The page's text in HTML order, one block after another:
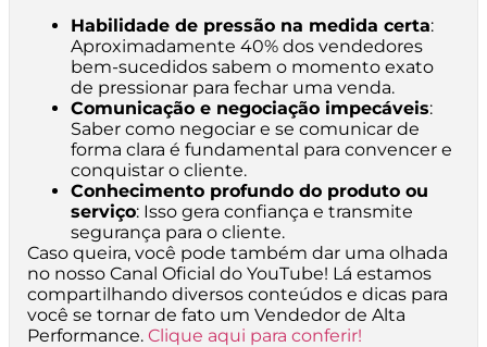
Habilidade de pressão na medida certa:
Aproximadamente 40% dos vendedores
bem-sucedidos sabem o momento exato
de pressionar para fechar uma venda.
Comunicação e negociação impecáveis:
Saber como negociar e se comunicar de
forma clara é fundamental para convencer e
conquistar o cliente.
Conhecimento profundo do produto ou
serviço: Isso gera confiança e transmite
segurança para o cliente.
Caso queira, você pode também dar uma olhada
no nosso Canal Oficial do YouTube! Lá estamos
compartilhando diversos conteúdos e dicas para
você se tornar de fato um Vendedor de Alta
Performance. Clique aqui para conferir!